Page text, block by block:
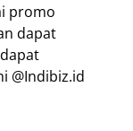
promo
dapat
@Indibiz.id